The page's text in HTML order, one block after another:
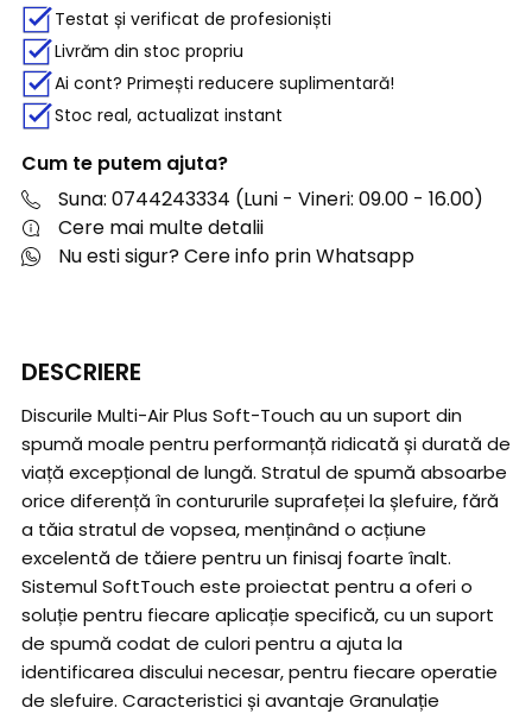
Testat și verificat de profesioniști
Livrăm din stoc propriu
Ai cont? Primești reducere suplimentară!
Stoc real, actualizat instant
Cum te putem ajuta?
Suna: 0744243334 (Luni - Vineri: 09.00 - 16.00)
Cere mai multe detalii
Nu esti sigur? Cere info prin Whatsapp
DESCRIERE
Discurile Multi-Air Plus Soft-Touch au un suport din
spumă moale pentru performanță ridicată și durată de
viață excepțional de lungă. Stratul de spumă absoarbe
orice diferență în contururile suprafeței la șlefuire, fără
a tăia stratul de vopsea, menținând o acțiune
excelentă de tăiere pentru un finisaj foarte înalt.
Sistemul SoftTouch este proiectat pentru a oferi o
soluție pentru fiecare aplicație specifică, cu un suport
de spumă codat de culori pentru a ajuta la
identificarea discului necesar, pentru fiecare operatie
de slefuire. Caracteristici și avantaje Granulație